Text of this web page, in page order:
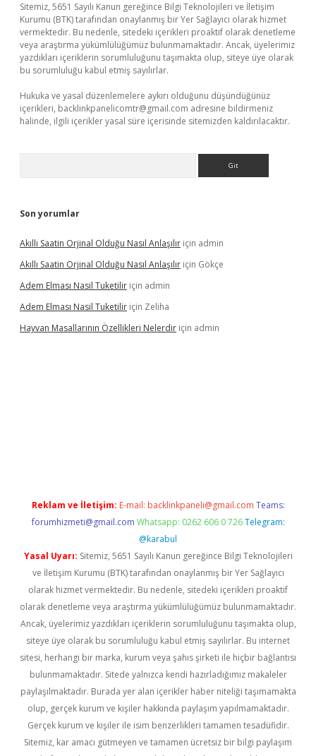
Sitemiz, 5651 Sayılı Kanun gereğince Bilgi Teknolojileri ve İletişim
Kurumu (BTK) tarafından onaylanmış bir Yer Sağlayıcı olarak hizmet
vermektedir. Bu nedenle, sitedeki içerikleri proaktif olarak denetleme
veya araştırma yükümlülüğümüz bulunmamaktadır. Ancak, üyelerimiz
yazdıkları içeriklerin sorumluluğunu taşımakta olup, siteye üye olarak
bu sorumluluğu kabul etmiş sayılırlar.
Hukuka ve yasal düzenlemelere aykırı olduğunu düşündüğünüz
içerikleri, backlinkpanelicomtr@gmail.com adresine bildirmeniz
halinde, ilgili içerikler yasal süre içerisinde sitemizden kaldırılacaktır.
Son yorumlar
Akıllı Saatin Orjinal Olduğu Nasıl Anlaşılır için admin
Akıllı Saatin Orjinal Olduğu Nasıl Anlaşılır için Gökçe
Adem Elması Nasil Tuketilir için admin
Adem Elması Nasil Tuketilir için Zeliha
Hayvan Masallarının Özellikleri Nelerdir için admin
Reklam ve İletişim: E-mail: backlinkpaneli@gmail.com Teams:
forumhizmeti@gmail.com Whatsapp: 0262 606 0 726 Telegram:
@karabul
Yasal Uyarı: Sitemiz, 5651 Sayılı Kanun gereğince Bilgi Teknolojileri
ve İletişim Kurumu (BTK) tarafından onaylanmış bir Yer Sağlayıcı
olarak hizmet vermektedir. Bu nedenle, sitedeki içerikleri proaktif
olarak denetleme veya araştırma yükümlülüğümüz bulunmamaktadır.
Ancak, üyelerimiz yazdıkları içeriklerin sorumluluğunu taşımakta olup,
siteye üye olarak bu sorumluluğu kabul etmiş sayılırlar. Bu internet
sitesi, herhangi bir marka, kurum veya şahıs şirketi ile hiçbir bağlantısı
bulunmamaktadır. Sitede yalnızca kendi hazırladığımız makaleler
paylaşılmaktadır. Burada yer alan içerikler haber niteliği taşımamakta
olup, gerçek kurum ve kişiler hakkında paylaşım yapılmamaktadır.
Gerçek kurum ve kişiler ile isim benzerlikleri tamamen tesadüfidir.
Sitemiz, kar amacı gütmeyen ve tamamen ücretsiz bir bilgi paylaşım